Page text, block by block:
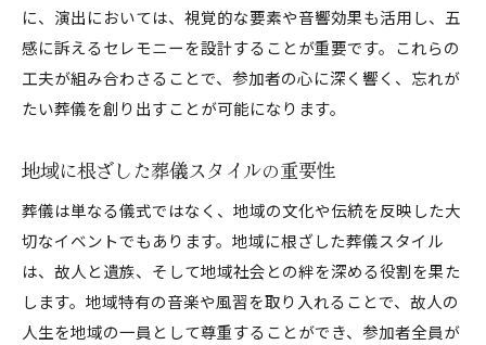
参加者の心に残る葬儀を実現する方法
心に残るセレモニーの基本要素
参加者を引き込むための演出の工夫
故人の人生を祝うためのプログラム
個別性を反映した葬儀のデザイン
参加者全員が心に刻むセレモニーの作り方
人生の最後を彩る葬儀演出の有効活用法
人生の集大成を表現するセレモニー
故人の人生に彩りを添える演出方法
に、演出においては、視覚的な要素や音響効果も活用し、五
感に訴えるセレモニーを設計することが重要です。これらの
工夫が組み合わさることで、参加者の心に深く響く、忘れが
たい葬儀を創り出すことが可能になります。
地域に根ざした葬儀スタイルの重要性
葬儀は単なる儀式ではなく、地域の文化や伝統を反映した大
切なイベントでもあります。地域に根ざした葬儀スタイル
は、故人と遺族、そして地域社会との絆を深める役割を果た
します。地域特有の音楽や風習を取り入れることで、故人の
人生を地域の一員として尊重することができ、参加者全員が